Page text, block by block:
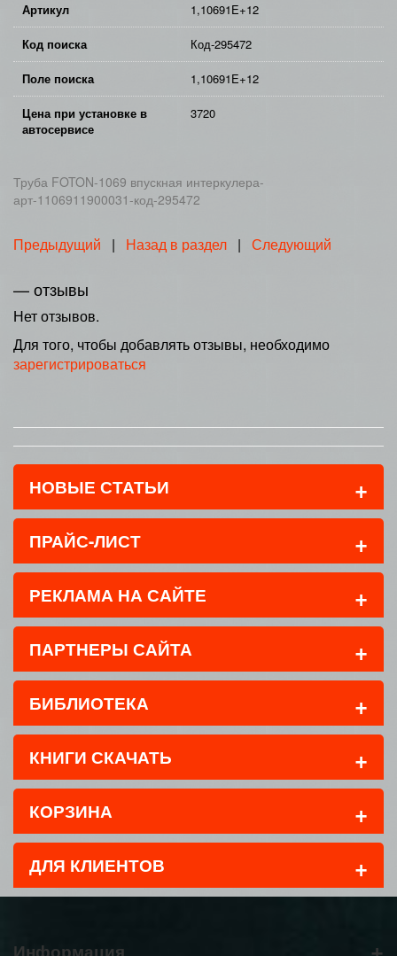
Артикул 1,10691E+12
Код поиска Код-295472
Поле поиска 1,10691E+12
Цена при установке в
автосервисе
3720
Труба FOTON-1069 впускная интеркулера-
арт-1106911900031-код-295472
Предыдущий | Назад в раздел | Следующий
— отзывы
Нет отзывов.
Для того, чтобы добавлять отзывы, необходимо
зарегистрироваться
НОВЫЕ СТАТЬИ +
ПРАЙС-ЛИСТ +
РЕКЛАМА НА САЙТЕ +
ПАРТНЕРЫ САЙТА +
БИБЛИОТЕКА +
КНИГИ СКАЧАТЬ +
КОРЗИНА +
ДЛЯ КЛИЕНТОВ +
Информация